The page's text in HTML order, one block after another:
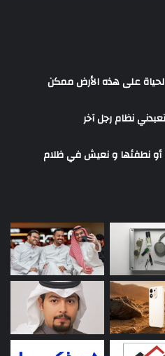
على هذه الأرض ممكن
نظام رجل آخر
أو نطفئها و نعيش في ظلام